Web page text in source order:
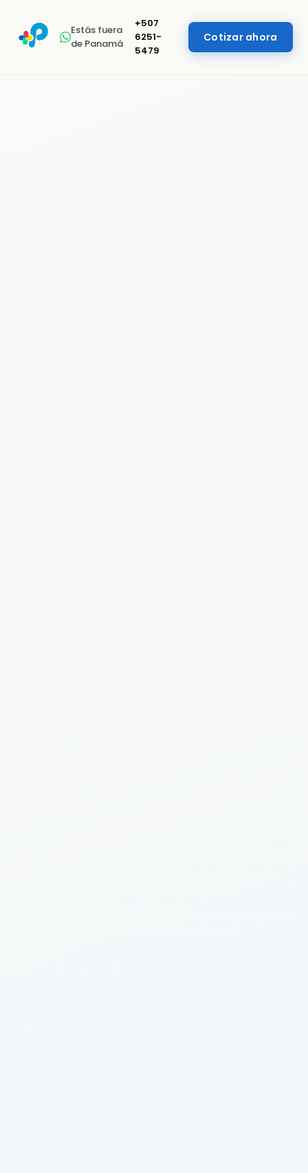
Estás fuera
de Panamá
+507
6251-
5479
Cotizar ahora